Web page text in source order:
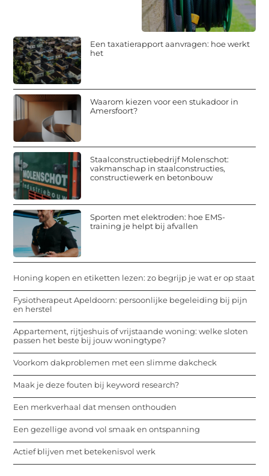
Een taxatierapport aanvragen: hoe werkt
het
Waarom kiezen voor een stukadoor in
Amersfoort?
Staalconstructiebedrijf Molenschot:
vakmanschap in staalconstructies,
constructiewerk en betonbouw
Sporten met elektroden: hoe EMS-
training je helpt bij afvallen
Honing kopen en etiketten lezen: zo begrijp je wat er op staat
Fysiotherapeut Apeldoorn: persoonlijke begeleiding bij pijn
en herstel
Appartement, rijtjeshuis of vrijstaande woning: welke sloten
passen het beste bij jouw woningtype?
Voorkom dakproblemen met een slimme dakcheck
Maak je deze fouten bij keyword research?
Een merkverhaal dat mensen onthouden
Een gezellige avond vol smaak en ontspanning
Actief blijven met betekenisvol werk